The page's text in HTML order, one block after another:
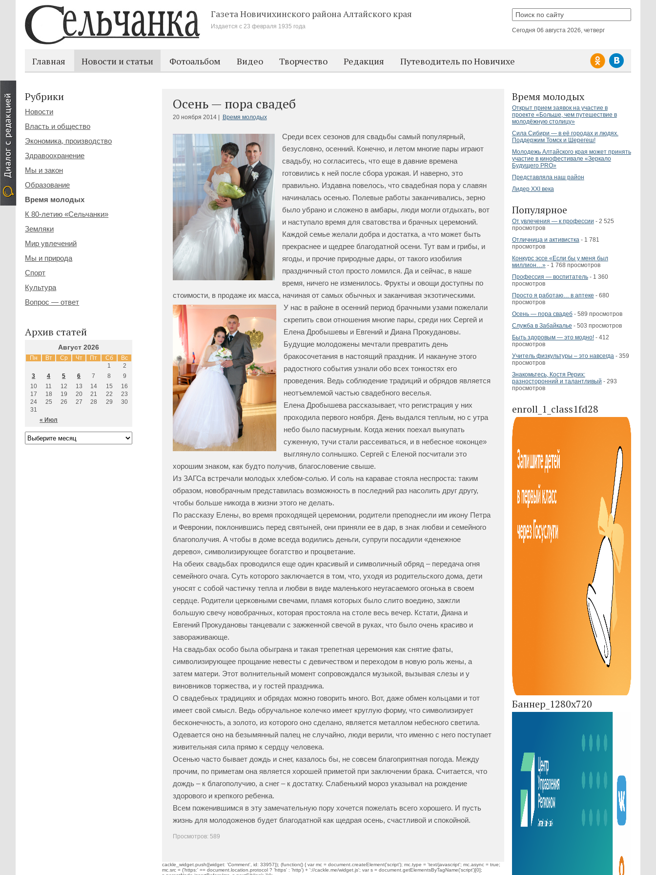
Газета Новичихинского районаАлтайского края
Издается с 23 февраля 1935 года
Сегодня 06 августа 2026, четверг
Главная Новости и статьи Фотоальбом Видео Творчество Редакция Путеводитель по Новичихе
Время молодых
Открыт прием заявок на участие в
проекте «Больше, чем путешествие в
молодёжную столицу»
Сила Сибири — в её городах и людях.
Поддержим Томск и Шерегеш!
Молодежь Алтайского края может принять
участие в кинофестивале «Зеркало
Будущего PRO»
Представляла наш район
Лидер XXI века
Популярное
От увлечения — к профессии - 2 525
просмотров
Отличница и активистка- 1 781
просмотров
Конкурс эссе «Если бы у меня был
миллион…»- 1 768 просмотров
Профессия — воспитатель- 1 360
просмотров
Просто я работаю… в аптеке - 680
просмотров
Осень — пора свадеб- 589 просмотров
Служба в Забайкалье - 503 просмотров
Быть здоровым — это модно!- 412
просмотров
Учитель физкультуры – это навсегда- 359
просмотров
Знакомьтесь, Костя Рерих:
разносторонний и талантливый - 293
просмотров
enroll_1_class1fd28
Баннер_1280x720
Осень — пора свадеб
20 ноября 2014 | Время молодых
Среди всех сезонов для свадьбы самый популярный,
безусловно, осенний. Конечно, и летом многие пары играют
свадьбу, но согласитесь, что еще в давние времена
готовились к ней после сбора урожая. И наверно, это
правильно. Издавна повелось, что свадебная пора у славян
начиналась осенью. Полевые работы заканчивались, зерно
было убрано и сложено в амбары, люди могли отдыхать, вот
и наступало время для сватовства и брачных церемоний.
Каждой семье желали добра и достатка, а что может быть
прекраснее и щедрее благодатной осени. Тут вам и грибы, и
ягоды, и прочие природные дары, от такого изобилия
праздничный стол просто ломился. Да и сейчас, в наше
время, ничего не изменилось. Фрукты и овощи доступны по
стоимости, в продаже их масса, начиная от самых обычных и заканчивая экзотическими.
У нас в районе в осенний период брачными узами пожелали
скрепить свои отношения многие пары, среди них Сергей и
Елена Дробышевы и Евгений и Диана Прокудановы.
Будущие молодожены мечтали превратить день
бракосочетания в настоящий праздник. И накануне этого
радостного события узнали обо всех тонкостях его
проведения. Ведь соблюдение традиций и обрядов является
неотъемлемой частью свадебного веселья.
Елена Дробышева рассказывает, что регистрация у них
проходила первого ноября. День выдался теплым, но с утра
небо было пасмурным. Когда жених поехал выкупать
суженную, тучи стали рассеиваться, и в небесное «оконце»
выглянуло солнышко. Сергей с Еленой посчитали это
хорошим знаком, как будто получив, благословение свыше.
Из ЗАГСа встречали молодых хлебом-солью. И соль на каравае стояла неспроста: таким
образом, новобрачным представилась возможность в последний раз насолить друг другу,
чтобы больше никогда в жизни этого не делать.
По рассказу Елены, во время проходящей церемонии, родители преподнесли им икону Петра
и Февронии, поклонившись перед святыней, они приняли ее в дар, в знак любви и семейного
благополучия. А чтобы в доме всегда водились деньги, супруги посадили «денежное
дерево», символизирующее богатство и процветание.
На обеих свадьбах проводился еще один красивый и символичный обряд – передача огня
семейного очага. Суть которого заключается в том, что, уходя из родительского дома, дети
уносят с собой частичку тепла и любви в виде маленького неугасаемого огонька в своем
сердце. Родители церковными свечами, пламя которых было слито воедино, зажгли
большую свечу новобрачных, которая простояла на столе весь вечер. Кстати, Диана и
Евгений Прокудановы танцевали с зажженной свечой в руках, что было очень красиво и
завораживающе.
На свадьбах особо была обыграна и такая трепетная церемония как снятие фаты,
символизирующее прощание невесты с девичеством и переходом в новую роль жены, а
затем матери. Этот волнительный момент сопровождался музыкой, вызывая слезы и у
виновников торжества, и у гостей праздника.
О свадебных традициях и обрядах можно говорить много. Вот, даже обмен кольцами и тот
имеет свой смысл. Ведь обручальное колечко имеет круглую форму, что символизирует
бесконечность, а золото, из которого оно сделано, является металлом небесного светила.
Одевается оно на безымянный палец не случайно, люди верили, что именно с него поступает
живительная сила прямо к сердцу человека.
Осенью часто бывает дождь и снег, казалось бы, не совсем благоприятная погода. Между
прочим, по приметам она является хорошей приметой при заключении брака. Считается, что
дождь – к благополучию, а снег – к достатку. Слабенький мороз указывал на рождение
здорового и крепкого ребенка.
Всем поженившимся в эту замечательную пору хочется пожелать всего хорошего. И пусть
жизнь для молодоженов будет благодатной как щедрая осень, счастливой и спокойной.
Просмотров: 589
cackle_widget.push({widget: 'Comment', id: 33957}); (function() { var mc = document.createElement('script'); mc.type = 'text/javascript'; mc.async = true;
mc.src = ('https:' == document.location.protocol ? 'https' : 'http') + '://cackle.me/widget.js'; var s = document.getElementsByTagName('script')[0];
Рубрики
Новости
Власть и общество
Экономика, производство
Здравоохранение
Мы и закон
Образование
Время молодых
К 80-летию «Сельчанки»
Земляки
Мир увлечений
Мы и природа
Спорт
Культура
Вопрос — ответ
Архив статей
Август 2026
Пн Вт Ср Чт Пт Сб Вс
« Июл
1
2
3
4 5 6 7 8
9
10
11 12 13 14 15
16
17
18 19 20 21 22
23
24
25 26 27 28 29
30
31